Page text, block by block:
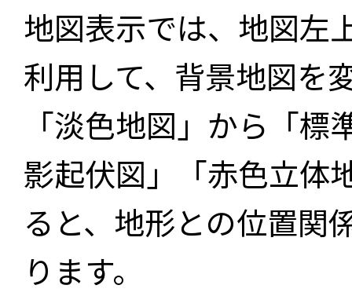
地図表示では、地図左
利用して、背景地図を
「淡色地図」から「
影起伏図」「赤色立体
ると、地形との位置関
ります。